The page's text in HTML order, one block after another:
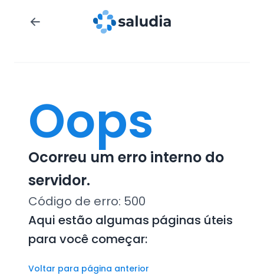
Oops
Ocorreu um erro interno do
servidor.
Código de erro: 500
Aqui estão algumas páginas úteis
para você começar:
Voltar para página anterior